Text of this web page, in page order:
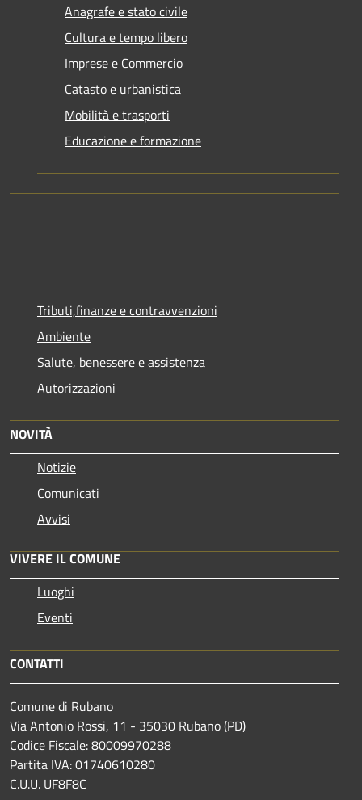
Anagrafe e stato civile
Cultura e tempo libero
Imprese e Commercio
Catasto e urbanistica
Mobilità e trasporti
Educazione e formazione
Tributi,finanze e contravvenzioni
Ambiente
Salute, benessere e assistenza
Autorizzazioni
NOVITÀ
Notizie
Comunicati
Avvisi
VIVERE IL COMUNE
Luoghi
Eventi
CONTATTI
Comune di Rubano
Via Antonio Rossi, 11 - 35030 Rubano (PD)
Codice Fiscale: 80009970288
Partita IVA: 01740610280
C.U.U. UF8F8C